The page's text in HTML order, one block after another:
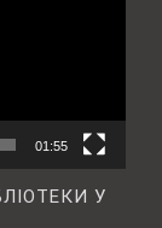
01:55
У